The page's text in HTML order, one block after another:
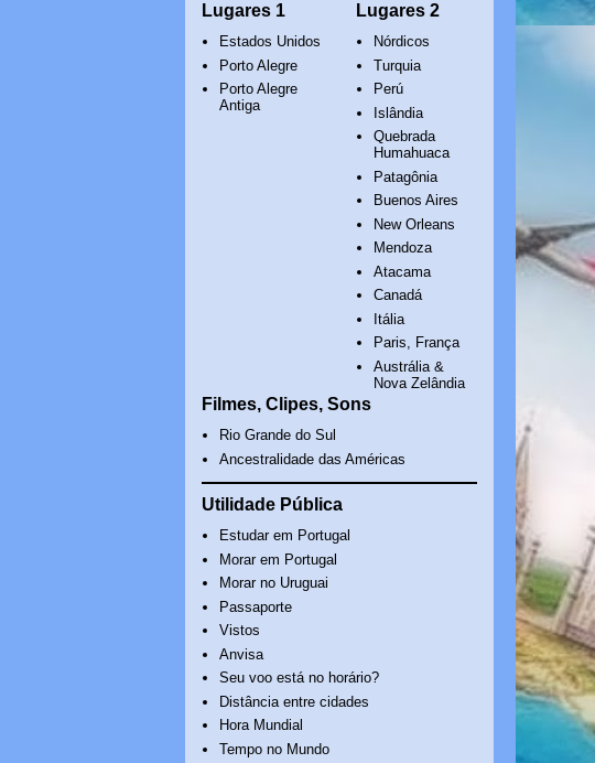
Lugares 1
Estados Unidos
Porto Alegre
Porto Alegre
Antiga
Lugares 2
Nórdicos
Turquia
Perú
Islândia
Quebrada
Humahuaca
Patagônia
Buenos Aires
New Orleans
Mendoza
Atacama
Canadá
Itália
Paris, França
Austrália &
Nova Zelândia
Filmes, Clipes, Sons
Rio Grande do Sul
Ancestralidade das Américas
Utilidade Pública
Estudar em Portugal
Morar em Portugal
Morar no Uruguai
Passaporte
Vistos
Anvisa
Seu voo está no horário?
Distância entre cidades
Hora Mundial
Tempo no Mundo